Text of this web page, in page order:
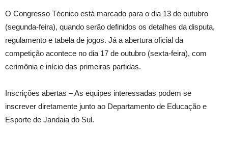
O Congresso Técnico está marcado para o dia 13 de outubro
(segunda-feira), quando serão definidos os detalhes da disputa,
regulamento e tabela de jogos. Já a abertura oficial da
competição acontece no dia 17 de outubro (sexta-feira), com
cerimônia e início das primeiras partidas.
Inscrições abertas – As equipes interessadas podem se
inscrever diretamente junto ao Departamento de Educação e
Esporte de Jandaia do Sul.